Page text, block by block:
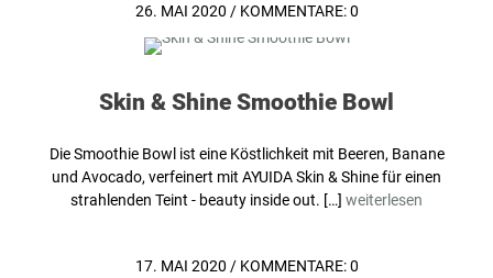
26. MAI 2020 /KOMMENTARE: 0
Skin & Shine Smoothie Bowl
Die Smoothie Bowl ist eine Köstlichkeit mit Beeren, Banane
und Avocado, verfeinert mit AYUIDA Skin & Shine für einen
strahlenden Teint - beauty inside out. […] weiterlesen
17. MAI 2020 /KOMMENTARE: 0